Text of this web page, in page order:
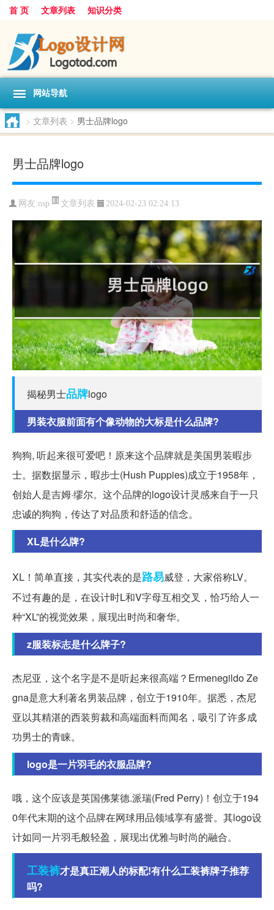
首 页 文章列表 知识分类
网站导航
> 文章列表 > 男士品牌logo
男士品牌logo
网友:nsp 文章列表 2024-02-23 02:24:13
揭秘男士品牌logo
男装衣服前面有个像动物的大标是什么品牌?
狗狗, 听起来很可爱吧！原来这个品牌就是美国男装暇步
士。据数据显示，暇步士(Hush Puppies)成立于1958年，
创始人是吉姆·缪尔。这个品牌的logo设计灵感来自于一只
忠诚的狗狗，传达了对品质和舒适的信念。
XL是什么牌?
XL！简单直接，其实代表的是路易威登，大家俗称LV。
不过有趣的是，在设计时L和V字母互相交叉，恰巧给人一
种“XL”的视觉效果，展现出时尚和奢华。
z服装标志是什么牌子?
杰尼亚，这个名字是不是听起来很高端？Ermenegildo Ze
gna是意大利著名男装品牌，创立于1910年。据悉，杰尼
亚以其精湛的西装剪裁和高端面料而闻名，吸引了许多成
功男士的青睐。
logo是一片羽毛的衣服品牌?
哦，这个应该是英国佛莱德.派瑞(Fred Perry)！创立于194
0年代末期的这个品牌在网球用品领域享有盛誉。其logo设
计如同一片羽毛般轻盈，展现出优雅与时尚的融合。
工装裤才是真正潮人的标配!有什么工装裤牌子推荐
吗?